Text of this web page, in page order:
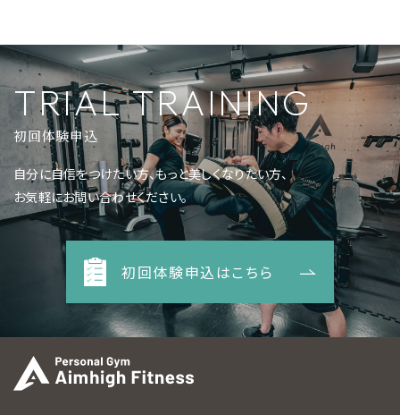
TRIAL TRAINING
初回体験申込
自分に自信をつけたい方、もっと美しくなりたい方、
お気軽にお問い合わせください。
初回体験申込はこちら